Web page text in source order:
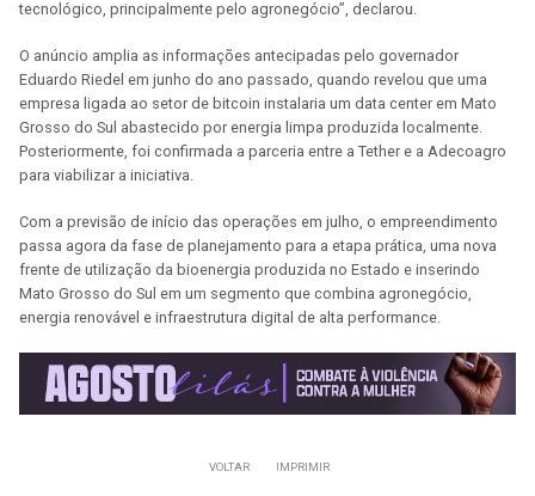
tecnológico, principalmente pelo agronegócio”, declarou.
O anúncio amplia as informações antecipadas pelo governador
Eduardo Riedel em junho do ano passado, quando revelou que uma
empresa ligada ao setor de bitcoin instalaria um data center em Mato
Grosso do Sul abastecido por energia limpa produzida localmente.
Posteriormente, foi confirmada a parceria entre a Tether e a Adecoagro
para viabilizar a iniciativa.
Com a previsão de início das operações em julho, o empreendimento
passa agora da fase de planejamento para a etapa prática, uma nova
frente de utilização da bioenergia produzida no Estado e inserindo
Mato Grosso do Sul em um segmento que combina agronegócio,
energia renovável e infraestrutura digital de alta performance.
VOLTAR IMPRIMIR